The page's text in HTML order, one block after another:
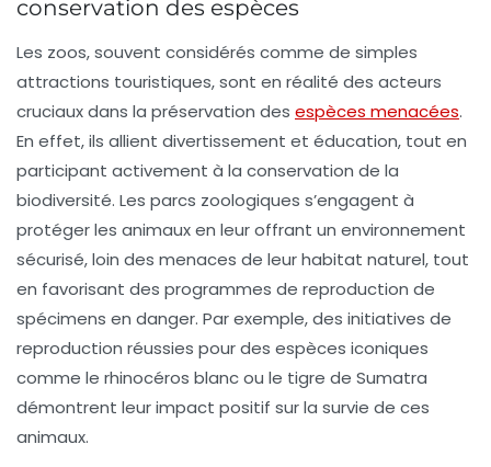
conservation des espèces
Les zoos, souvent considérés comme de simples
attractions touristiques, sont en réalité des acteurs
cruciaux dans la préservation des espèces menacées.
En effet, ils allient divertissement et éducation, tout en
participant activement à la conservation de la
biodiversité. Les parcs zoologiques s’engagent à
protéger les animaux en leur offrant un environnement
sécurisé, loin des menaces de leur habitat naturel, tout
en favorisant des programmes de reproduction de
spécimens en danger. Par exemple, des initiatives de
reproduction réussies pour des espèces iconiques
comme le rhinocéros blancou le tigre de Sumatra
démontrent leur impact positif sur la survie de ces
animaux.